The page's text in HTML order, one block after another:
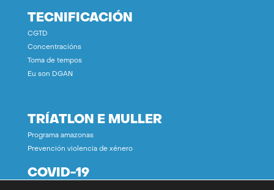
TECNIFICACIÓN
CGTD
Concentracións
Toma de tempos
Eu son DGAN
TRÍATLON E MULLER
Programa amazonas
Prevención violencia de xénero
COVID-19